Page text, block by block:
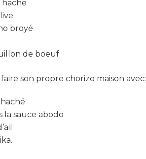
haché
broyé
de boeuf
son propre chorizo maison avec:
la sauce abodo